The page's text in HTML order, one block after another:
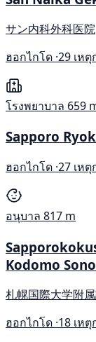
サン内科外科医院
ฮอกไกโด ·29 เห
โรงพยาบาล 659
Sapporo
ฮอกไกโด ·27 เห
อนุบาล 817 m
Kodomo Sono
札幌国際大学附
ฮอกไกโด ·18 เห